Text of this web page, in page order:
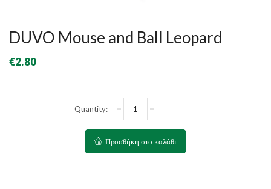
DUVO Mouse and Ball Leopard
€2.80
Mouse
Leopard
ποσότητα
Προσθήκη στο καλάθι